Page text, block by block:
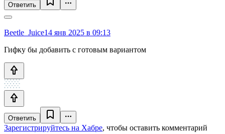
Ответить
Beetle_Juice14 янв 2025 в 09:13
Гифку бы добавить с готовым вариантом
Ответить
Зарегистрируйтесь на Хабре, чтобы оставить комментарий